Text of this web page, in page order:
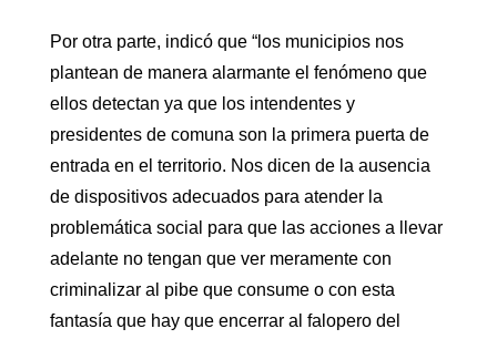
Por otra parte, indicó que “los municipios nos
plantean de manera alarmante el fenómeno que
ellos detectan ya que los intendentes y
presidentes de comuna son la primera puerta de
entrada en el territorio. Nos dicen de la ausencia
de dispositivos adecuados para atender la
problemática social para que las acciones a llevar
adelante no tengan que ver meramente con
criminalizar al pibe que consume o con esta
fantasía que hay que encerrar al falopero del